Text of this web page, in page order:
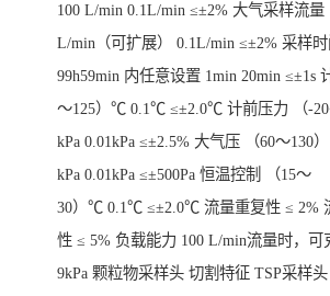
100 L/min 0.1L/min ≤±2% 大气采样流量
L/min（可扩展） 0.1L/min ≤±2% 采样
99h59min 内任意设置 1min 20min ≤±1s
～125）℃ 0.1℃ ≤±2.0℃ 计前压力 （-20
kPa 0.01kPa ≤±2.5% 大气压 （60～130）
kPa 0.01kPa ≤±500Pa 恒温控制 （15～
30）℃ 0.1℃ ≤±2.0℃ 流量重复性 ≤ 2%
性 ≤ 5% 负载能力 100 L/min流量时，可
9kPa 颗粒物采样头 切割特征 TSP采样头